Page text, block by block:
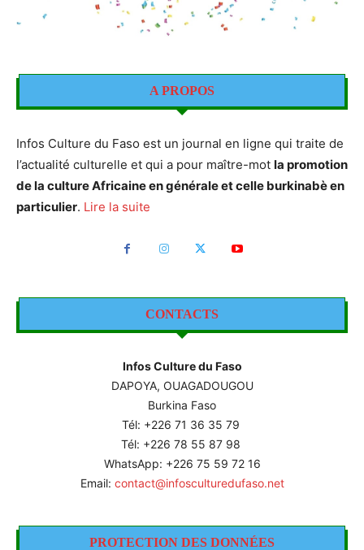
A PROPOS
Infos Culture du Faso est un journal en ligne qui traite de
l’actualité culturelle et qui a pour maître-mot la promotion
de la culture Africaine en générale et celle burkinabè en
particulier. Lire la suite
CONTACTS
Infos Culture du Faso
DAPOYA, OUAGADOUGOU
Burkina Faso
Tél: +226 71 36 35 79
Tél: +226 78 55 87 98
WhatsApp: +226 75 59 72 16
Email: contact@infosculturedufaso.net
PROTECTION DES DONNÉES